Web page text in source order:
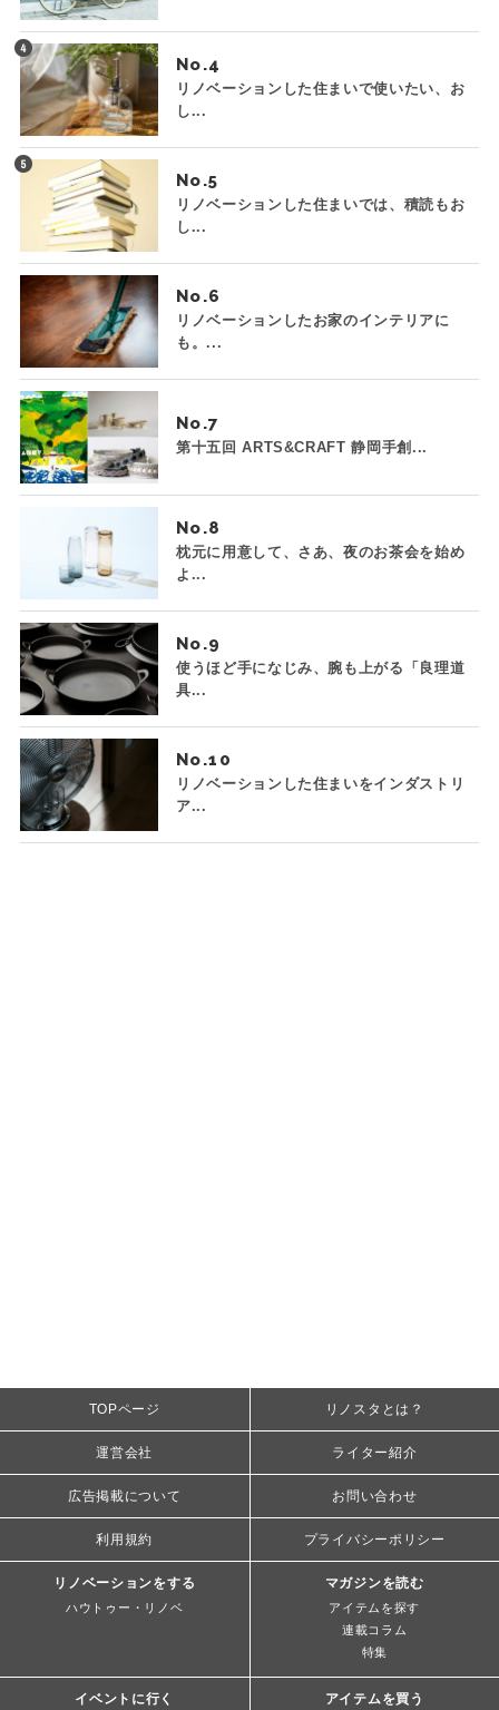
No.
リノベーションした住まいで使いたい、お
し...
No.
リノベーションした住まいでは、積読もお
し...
No.
リノベーションしたお家のインテリアに
も。...
No.
第十五回 ARTS&CRAFT 静岡手創...
No.
枕元に用意して、さあ、夜のお茶会を始め
よ...
No.
使うほど手になじみ、腕も上がる「良理道
具...
No.
リノベーションした住まいをインダストリ
ア...
TOPページ リノスタとは？
運営会社 ライター紹介
広告掲載について お問い合わせ
利用規約 プライバシーポリシー
リノベーションをする
ハウトゥー・リノベ
マガジンを読む
アイテムを探す
連載コラム
特集
イベントに行く アイテムを買う